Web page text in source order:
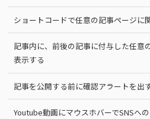
ショートコードで任意の記事ページに
記事内に、前後の記事に付与した任意
表示する
記事を公開する前に確認アラートを出
Youtube動画にマウスホバーでSNSへ